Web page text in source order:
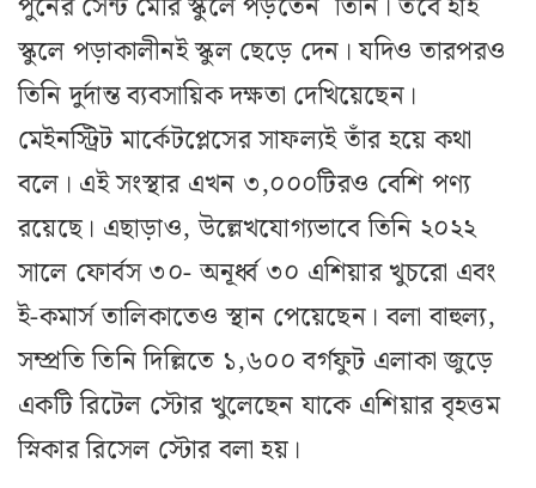
স্কুলে পড়াকালীনই স্কুল ছেড়ে দেন। যদিও তারপরও
তিনি দুর্দান্ত ব্যবসায়িক দক্ষতা দেখিয়েছেন।
মেইনস্ট্রিট মার্কেটপ্লেসের সাফল্যই তাঁর হয়ে কথা
বলে। এই সংস্থার এখন ৩,০০০টিরও বেশি পণ্য
রয়েছে। এছাড়াও, উল্লেখযোগ্যভাবে তিনি ২০২২
সালে ফোর্বস ৩০- অনূর্ধ্ব ৩০ এশিয়ার খুচরো এবং
ই-কমার্স তালিকাতেও স্থান পেয়েছেন। বলা বাহুল্য,
সম্প্রতি তিনি দিল্লিতে ১,৬০০ বর্গফুট এলাকা জুড়ে
একটি রিটেল স্টোর খুলেছেন যাকে এশিয়ার বৃহত্তম
স্নিকার রিসেল স্টোর বলা হয়।